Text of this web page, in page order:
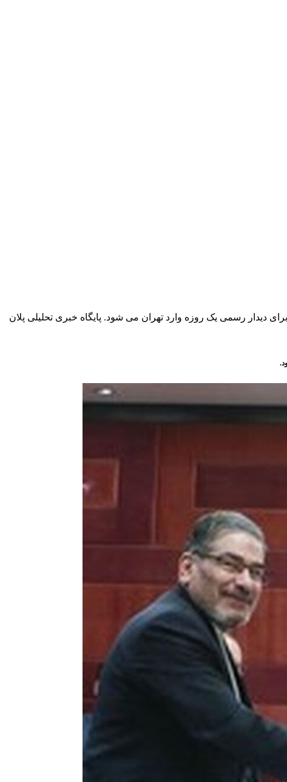
دیدار رسمی یک روزه وارد تهران می شود. پایگاه خبری تحلیلی پلان